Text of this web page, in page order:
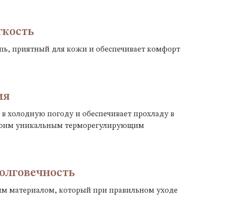
приятный для кожи и обеспечивает комфорт
холодную погоду и обеспечивает прохладу в
уникальным терморегулирующим
материалом, который при правильном уходе